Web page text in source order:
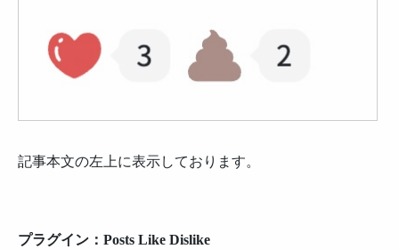
記事本文の左上に表示しております。
プラグイン： Posts Like Dislike